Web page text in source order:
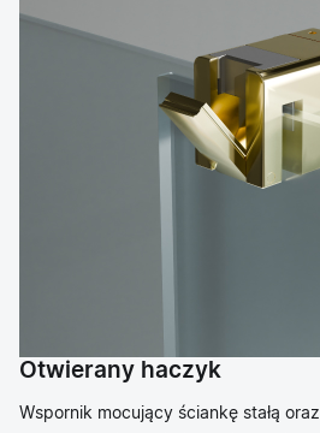
Otwierany haczyk
Wspornik mocujący ściankę stałą